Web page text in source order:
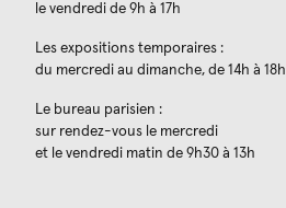
le vendredi de 9h à 17h
Les expositions temporaires :
du mercredi au dimanche, de 14h à 18h
Le bureau parisien :
sur rendez-vous le mercredi
et le vendredi matin de 9h30 à 13h